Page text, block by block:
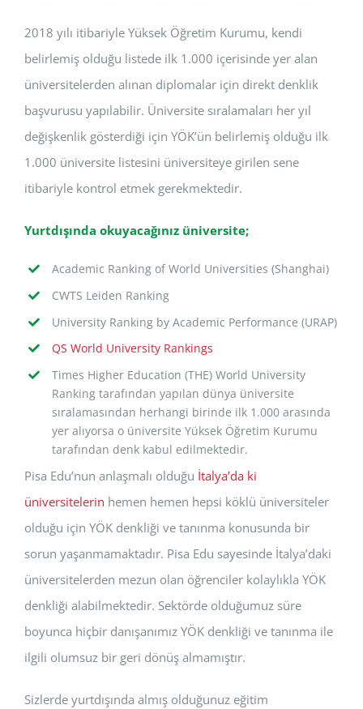
2018 yılı itibariyle Yüksek Öğretim Kurumu, kendi
belirlemiş olduğu listede ilk 1.000 içerisinde yer alan
üniversitelerden alınan diplomalar için direkt denklik
başvurusu yapılabilir. Üniversite sıralamaları her yıl
değişkenlik gösterdiği için YÖK’ün belirlemiş olduğu ilk
1.000 üniversite listesini üniversiteye girilen sene
itibariyle kontrol etmek gerekmektedir.
Yurtdışında okuyacağınız üniversite;
Academic Ranking of World Universities (Shanghai)
CWTS Leiden Ranking
University Ranking by Academic Performance (URAP)
QS World University Rankings
Times Higher Education (THE) World University
Ranking tarafından yapılan dünya üniversite
sıralamasından herhangi birinde ilk 1.000 arasında
yer alıyorsa o üniversite Yüksek Öğretim Kurumu
tarafından denk kabul edilmektedir.
Pisa Edu’nun anlaşmalı olduğu İtalya’da ki
üniversitelerin hemen hemen hepsi köklü üniversiteler
olduğu için YÖK denkliği ve tanınma konusunda bir
sorun yaşanmamaktadır. Pisa Edu sayesinde İtalya’daki
üniversitelerden mezun olan öğrenciler kolaylıkla YÖK
denkliği alabilmektedir. Sektörde olduğumuz süre
boyunca hiçbir danışanımız YÖK denkliği ve tanınma ile
ilgili olumsuz bir geri dönüş almamıştır.
Sizlerde yurtdışında almış olduğunuz eğitim